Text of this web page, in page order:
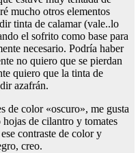
mucho otros elementos
tinta de calamar (vale..lo
el sofrito como base para
necesario. Podría haber
no quiero que se pierdan
quiero que la tinta de
azafrán.
de color «oscuro», me gusta
de cilantro y tomates
contraste de color y
creo.